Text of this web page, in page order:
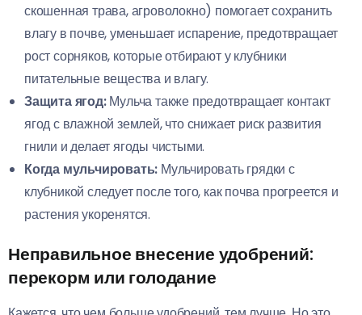
скошенная трава, агроволокно) помогает сохранить
влагу в почве, уменьшает испарение, предотвращает
рост сорняков, которые отбирают у клубники
питательные вещества и влагу.
Защита ягод:Мульча также предотвращает контакт
ягод с влажной землей, что снижает риск развития
гнили и делает ягоды чистыми.
Когда мульчировать: Мульчировать грядки с
клубникой следует после того, как почва прогреется и
растения укоренятся.
Неправильное внесение удобрений:
перекорм или голодание